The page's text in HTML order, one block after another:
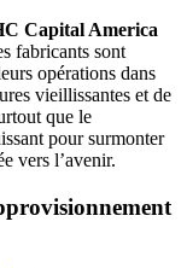
Capital America
fabricants sont
opérations dans
vieillissantes et de
que le
pour surmonter
vers l’avenir.